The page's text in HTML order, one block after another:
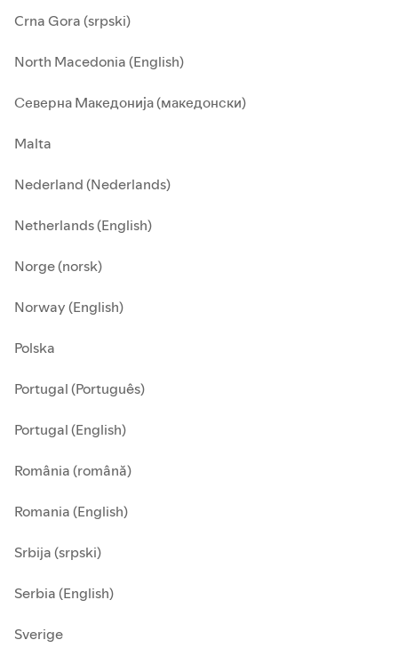
Crna Gora (srpski)
North Macedonia (English)
Северна Македонија (македонски)
Malta
Nederland (Nederlands)
Netherlands (English)
Norge (norsk)
Norway (English)
Polska
Portugal (Português)
Portugal (English)
România (română)
Romania (English)
Srbija (srpski)
Serbia (English)
Sverige